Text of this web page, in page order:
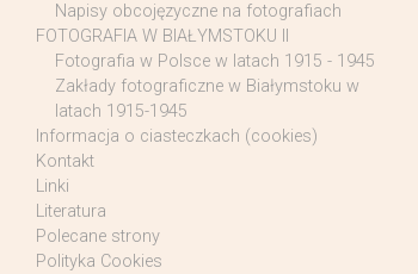
Napisy obcojęzyczne na fotografiach
FOTOGRAFIA W BIAŁYMSTOKU II
Fotografia w Polsce w latach 1915 - 1945
Zakłady fotograficzne w Białymstoku w
latach 1915-1945
Informacja o ciasteczkach (cookies)
Kontakt
Linki
Literatura
Polecane strony
Polityka Cookies